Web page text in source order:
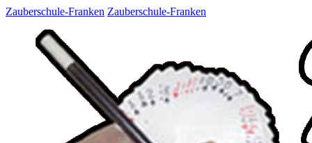
Zauberschule-Franken Zauberschule-Franken